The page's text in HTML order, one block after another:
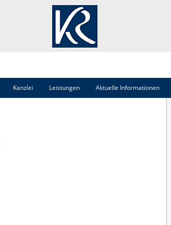
Kanzlei Leistungen Aktuelle Informationen